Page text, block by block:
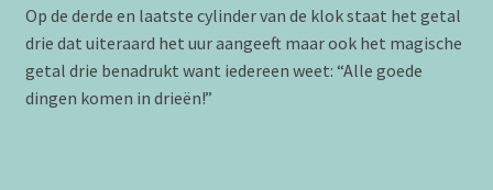
Op de derde en laatste cylinder van de klok staat het getal
drie dat uiteraard het uur aangeeft maar ook het magische
getal drie benadrukt want iedereen weet: “Alle goede
dingen komen in drieën!”